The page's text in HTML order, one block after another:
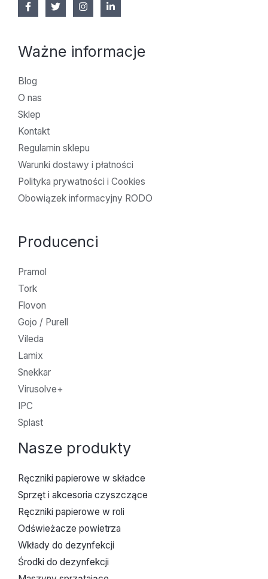
Ważne informacje
Blog
O nas
Sklep
Kontakt
Regulamin sklepu
Warunki dostawy i płatności
Polityka prywatności i Cookies
Obowiązek informacyjny RODO
Producenci
Pramol
Tork
Flovon
Gojo / Purell
Vileda
Lamix
Snekkar
Virusolve+
IPC
Splast
Nasze produkty
Ręczniki papierowe w składce
Sprzęt i akcesoria czyszczące
Ręczniki papierowe w roli
Odświeżacze powietrza
Wkłady do dezynfekcji
Środki do dezynfekcji